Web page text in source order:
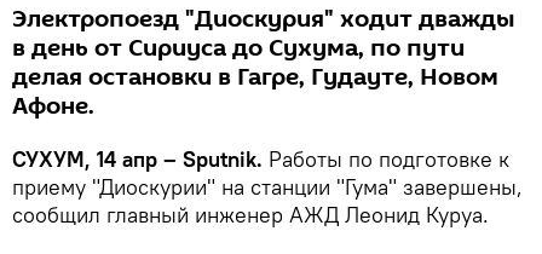
Электропоезд "Диоскурия" ходит дважды
в день от Сириуса до Сухума, по пути
делая остановки в Гагре, Гудауте, Новом
Афоне.
СУХУМ, 14 апр – Sputnik. Работы по подготовке к
приему "Диоскурии" на станции "Гума" завершены,
сообщил главный инженер АЖД Леонид Куруа.